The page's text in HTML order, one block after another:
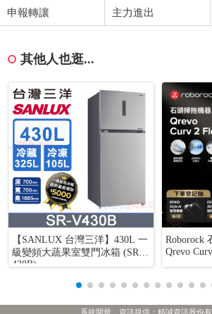
申報轉讓 主力進出
其他人也逛...
【SANLUX 台灣三洋】430L 一
級變頻大蔬果室雙門冰箱 (SR-V
430B)
Roborock
Qrevo
系統開發、資訊提供：精誠資訊股份有